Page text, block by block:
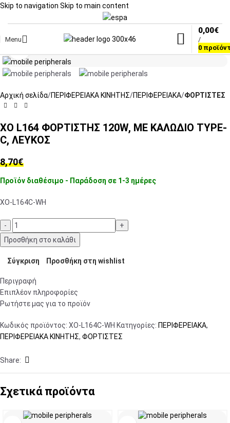
Skip to navigation Skip to main content
Menu
0
/
0,00€
Αρχική σελίδα ΠΕΡΙΦΕΡΕΙΑΚΑ ΚΙΝΗΤΗΣ ΠΕΡΙΦΕΡΕΙΑΚΑ ΦΟΡΤΙΣΤΕΣ
XO L164 ΦΟΡΤΙΣΤΗΣ 120W, ΜΕ ΚΑΛΩΔΙΟ TYPE-
C, ΛΕΥΚΟΣ
8,70€
Προϊόν διαθέσιμο - Παράδοση σε 1-3 ημέρες
XO-L164C-WH
Προσθήκη στο καλάθι
Σύγκριση Προσθήκη στη wishlist
Περιγραφή
Επιπλέον πληροφορίες
Ρωτήστε μας για το προϊόν
Κωδικός προϊόντος: XO-L164C-WH Κατηγορίες: ΠΕΡΙΦΕΡΕΙΑΚΑ,
ΠΕΡΙΦΕΡΕΙΑΚΑ ΚΙΝΗΤΗΣ, ΦΟΡΤΙΣΤΕΣ
Share:
Σχετικά προϊόντα